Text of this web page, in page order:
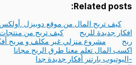
Related posts:
كيف تربح المال من موقع دوبيزل ,أولكس
افكار جديدة للربح
كيف تربح من
ربح
مشروع منزلي غير مكلف و مربح
اكسب المال تعلم معنا طرق الربح مجانا
-اليوتيوب بارتنر أفكار جديدة جدا